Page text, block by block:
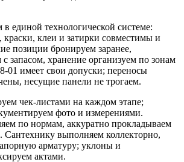
единой технологической системе:
клеи и затирки совместимы и
позиции бронируем заранее,
запасом, хранение организуем по зонам
имеет свои допуски; переносы
несущие панели не трогаем.
чек‑листами на каждом этапе;
фото и измерениями.
по нормам, аккуратно прокладываем
Сантехнику выполняем коллекторно,
арматуру; уклоны и
актами.